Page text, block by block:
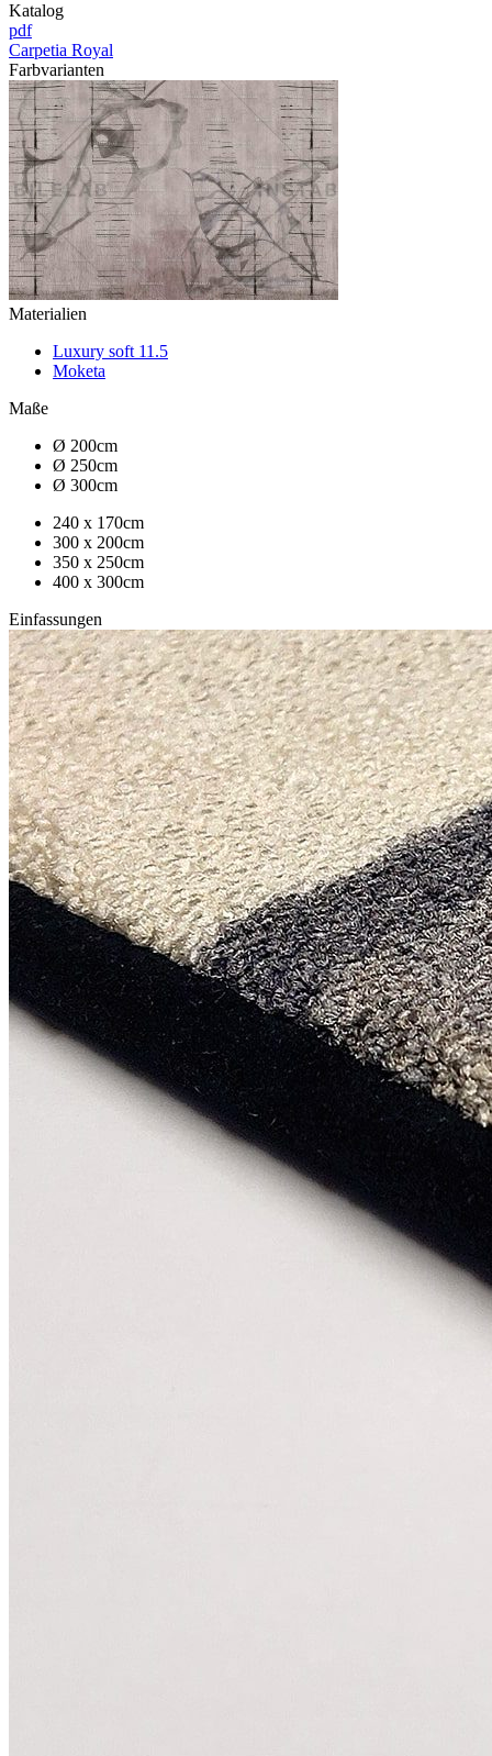
Katalog
pdf
Carpetia Royal
Farbvarianten
Materialien
Luxury soft 11.5
Moketa
Maße
Ø 200cm
Ø 250cm
Ø 300cm
240 x 170cm
300 x 200cm
350 x 250cm
400 x 300cm
Einfassungen